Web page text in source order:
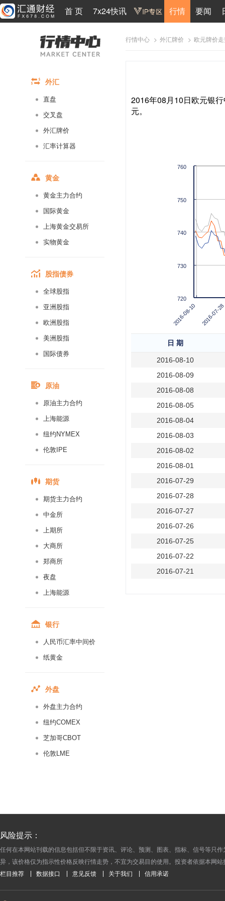
首 页 7x24快讯 行情 要闻
外汇
直盘
交叉盘
外汇牌价
汇率计算器
黄金
黄金主力合约
国际黄金
上海黄金交易所
实物黄金
股指债券
全球股指
亚洲股指
欧洲股指
美洲股指
国际债券
原油
原油主力合约
上海能源
纽约NYMEX
伦敦IPE
期货
期货主力合约
中金所
上期所
大商所
郑商所
夜盘
上海能源
银行
人民币汇率中间价
纸黄金
外盘
外盘主力合约
纽约COMEX
芝加哥CBOT
伦敦LME
行情中心 > 外汇牌价 > 欧元牌价
2016年08月10日欧元银
元。
2016-08-10 2016-07-28
720
730
740
750
760
日 期
2016-08-10
2016-08-09
2016-08-08
2016-08-05
2016-08-04
2016-08-03
2016-08-02
2016-08-01
2016-07-29
2016-07-28
2016-07-27
2016-07-26
2016-07-25
2016-07-22
2016-07-21
2016-06-29
2016-06-24
2016-06-23
风险提示：
任何在本网站刊载的信息包括但不限于资讯、评论、预测、图表、指标、信号等只
异，该价格仅为指示性价格反映行情走势，不宜为交易目的使用。投资者依据本网
栏目推荐 数据接口 意见反馈 关于我们 信用承诺